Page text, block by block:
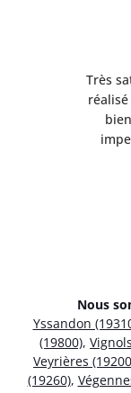
Très
Nous
Yssandon
(19800),
Veyrières
(19260),